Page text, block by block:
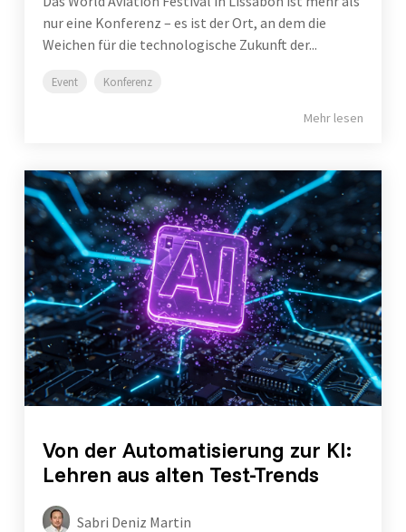
nur eine Konferenz – es ist der Ort, an dem die
Weichen für die technologische Zukunft der...
Event Konferenz
Mehr lesen
Von der Automatisierung zur KI:
Lehren aus alten Test-Trends
Sabri Deniz Martin